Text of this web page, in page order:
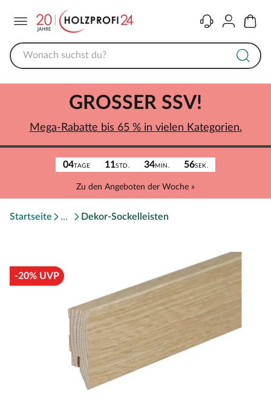
KontaktKonto
04TAGE 11STD. 34MIN. 56SEK.
Zu den Angeboten der Woche »
GROSSER SSV!
Mega-Rabatte bis 65 % in vielen Kategorien.
Startseite Dekor-Sockelleisten
-20% UVP